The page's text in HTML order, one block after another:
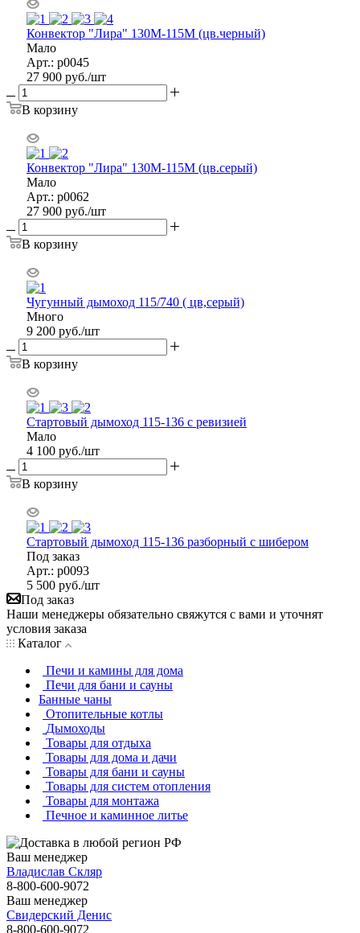
Конвектор "Лира" 130М-115М (цв.черный)
Мало
Арт.: р0045
27 900 руб./шт
В корзину
Конвектор "Лира" 130М-115М (цв.серый)
Мало
Арт.: р0062
27 900 руб./шт
В корзину
Чугунный дымоход 115/740 ( цв,серый)
Много
9 200 руб./шт
В корзину
Стартовый дымоход 115-136 с ревизией
Мало
4 100 руб./шт
В корзину
Стартовый дымоход 115-136 разборный с шибером
Под заказ
Арт.: р0093
5 500 руб./шт
Под заказ
Наши менеджеры обязательно свяжутся с вами и уточнят
условия заказа
Каталог
Печи и камины для дома
Печи для бани и сауны
Банные чаны
Отопительные котлы
Дымоходы
Товары для отдыха
Товары для дома и дачи
Товары для бани и сауны
Товары для систем отопления
Товары для монтажа
Печное и каминное литье
Ваш менеджер
Владислав Скляр
8-800-600-9072
Ваш менеджер
Свидерский Денис
8-800-600-9072